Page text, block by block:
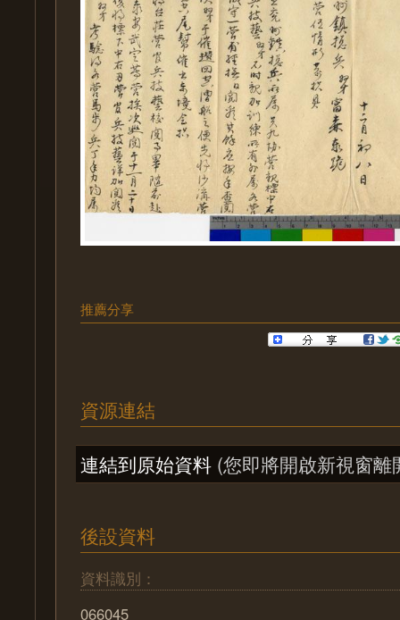
推薦分享
資源連結
連結到原始資料 (您即將開啟新視窗離
後設資料
資料識別：
066045